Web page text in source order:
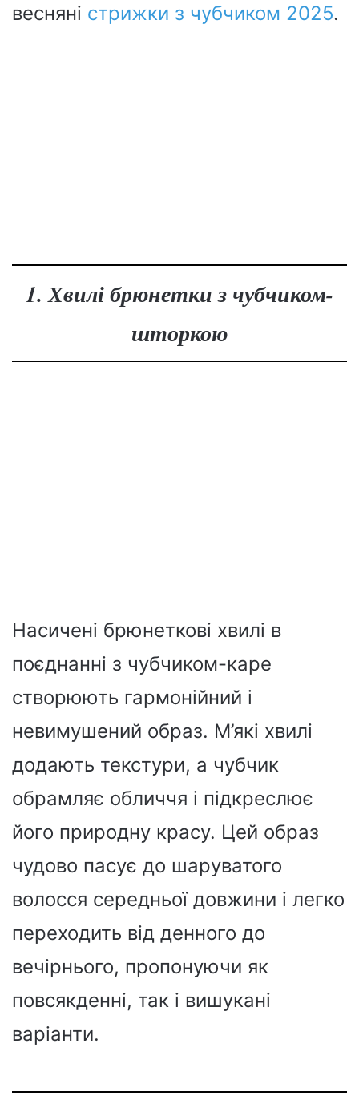
весняні стрижки з чубчиком 2025.
1. Хвилі брюнетки з чубчиком-
шторкою
Насичені брюнеткові хвилі в
поєднанні з чубчиком-каре
створюють гармонійний і
невимушений образ. М’які хвилі
додають текстури, а чубчик
обрамляє обличчя і підкреслює
його природну красу. Цей образ
чудово пасує до шаруватого
волосся середньої довжини і легко
переходить від денного до
вечірнього, пропонуючи як
повсякденні, так і вишукані
варіанти.